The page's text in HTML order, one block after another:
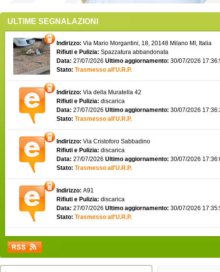
ULTIME SEGNALAZIONI
Indirizzo: Via Mario Morgantini, 18, 20148 Milano MI, Italia
Rifiuti e Pulizia: Spazzatura abbandonata
Data: 27/07/2026 Ultimo aggiornamento: 30/07/2026
Stato: Trasmesso all'U.R.P.
Indirizzo: Via della Muratella 42
Rifiuti e Pulizia: discarica
Data: 27/07/2026 Ultimo aggiornamento: 30/07/2026
Stato: Trasmesso all'U.R.P.
Indirizzo: Via Cristoforo Sabbadino
Rifiuti e Pulizia: discarica
Data: 27/07/2026 Ultimo aggiornamento: 30/07/2026
Stato: Trasmesso all'U.R.P.
Indirizzo: A91
Rifiuti e Pulizia: discarica
Data: 27/07/2026 Ultimo aggiornamento: 30/07/2026
Stato: Trasmesso all'U.R.P.